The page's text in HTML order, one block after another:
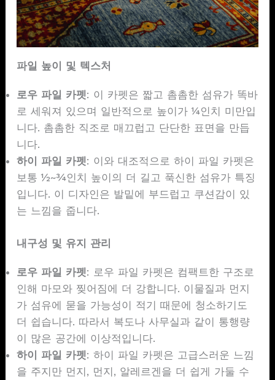
파일 높이 및 텍스처
로우 파일 카펫: 이 카펫은 짧고 촘촘한 섬유가 똑바
로 세워져 있으며 일반적으로 높이가 ¼인치 미만입
니다. 촘촘한 직조로 매끄럽고 단단한 표면을 만듭
니다.
하이 파일 카펫: 이와 대조적으로 하이 파일 카펫은
보통 ½~¾인치 높이의 더 길고 푹신한 섬유가 특징
입니다. 이 디자인은 발밑에 부드럽고 쿠션감이 있
는 느낌을 줍니다.
내구성 및 유지 관리
로우 파일 카펫: 로우 파일 카펫은 컴팩트한 구조로
인해 마모와 찢어짐에 더 강합니다. 이물질과 먼지
가 섬유에 묻을 가능성이 적기 때문에 청소하기도
더 쉽습니다. 따라서 복도나 사무실과 같이 통행량
이 많은 공간에 이상적입니다.
하이 파일 카펫: 하이 파일 카펫은 고급스러운 느낌
을 주지만 먼지, 먼지, 알레르겐을 더 쉽게 가둘 수